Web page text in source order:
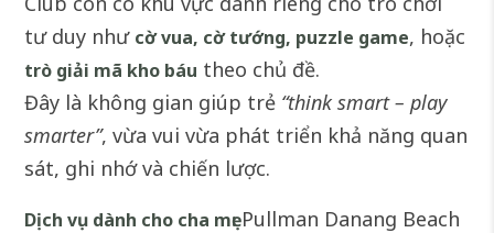
tư duy như cờ vua, cờ tướng, puzzle game, hoặc
trò giải mã kho báu theo chủ đề.
Đây là không gian giúp trẻ “think smart – play
smarter”, vừa vui vừa phát triển khả năng quan
sát, ghi nhớ và chiến lược.
Dịch vụ dành cho cha mẹ:Pullman Danang Beach